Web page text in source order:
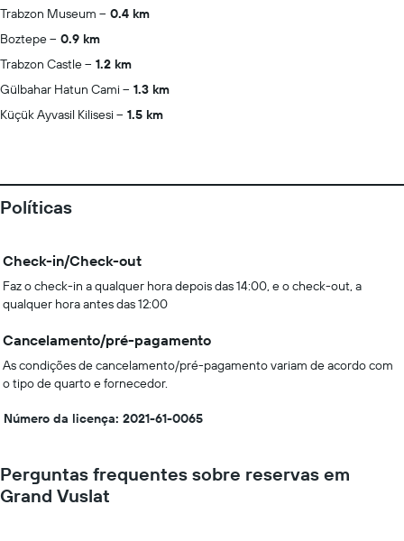
Trabzon Museum
0.4 km
Boztepe
0.9 km
Trabzon Castle
1.2 km
Gülbahar Hatun Cami
1.3 km
Küçük Ayvasil Kilisesi
1.5 km
Políticas
Check-in/Check-out
Faz o check-in a qualquer hora depois das 14:00, e o check-out, a
qualquer hora antes das 12:00
Cancelamento/pré-pagamento
As condições de cancelamento/pré-pagamento variam de acordo com
o tipo de quarto e fornecedor.
Número da licença: 2021-61-0065
Perguntas frequentes sobre reservas em
Grand Vuslat